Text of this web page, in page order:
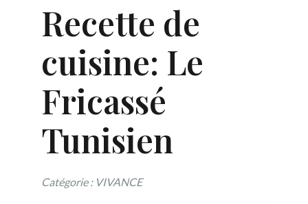
Recette de
cuisine: Le
Fricassé
Tunisien
Catégorie : VIVANCE